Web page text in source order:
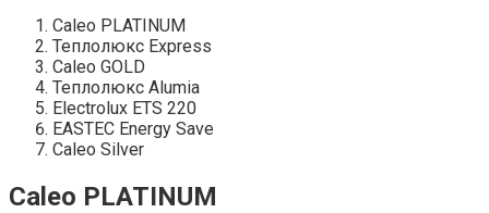
Caleo PLATINUM
Теплолюкс Express
Caleo GOLD
Теплолюкс Alumia
Electrolux ETS 220
EASTEC Energy Save
Caleo Silver
Caleo PLATINUM